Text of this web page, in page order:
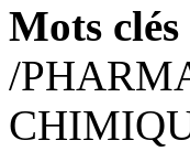
Mots clés
/